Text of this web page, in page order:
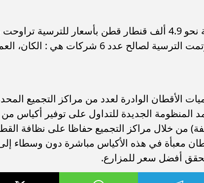
جنيها للقنطار الواحد، وتمت الترسية لصالح عدد 6
الأقطان الوادرة لعدد من مراكز التجميع
المنظومة الجديدة للتداول على توفير أكياس
من خلال مراكز التجميع حفاظا على نظافة
معبأة في هذه الأكياس مباشرة دون وسطاء إلى
أفضل سعر للمزارع.